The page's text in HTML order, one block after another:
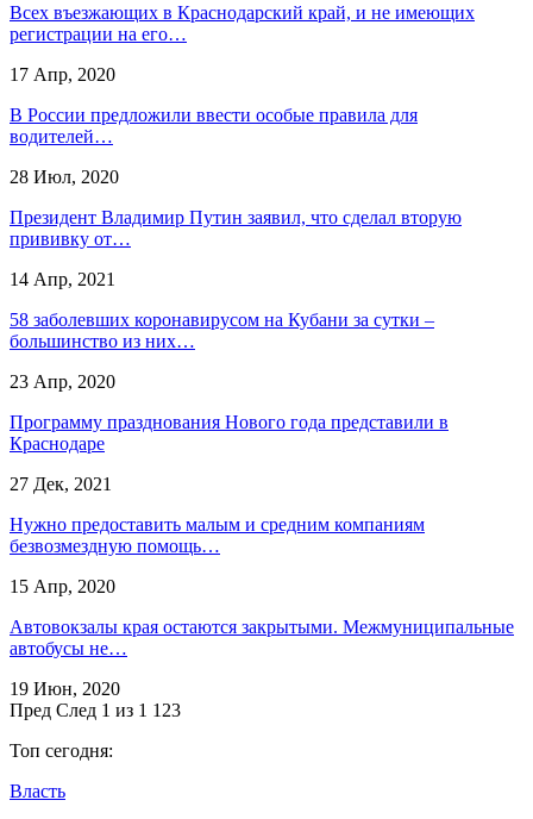
Всех въезжающих в Краснодарский край, и не имеющих
регистрации на его…
17 Апр, 2020
В России предложили ввести особые правила для
водителей…
28 Июл, 2020
Президент Владимир Путин заявил, что сделал вторую
прививку от…
14 Апр, 2021
58 заболевших коронавирусом на Кубани за сутки –
большинство из них…
23 Апр, 2020
​Программу празднования Нового года представили в
Краснодаре
27 Дек, 2021
Нужно предоставить малым и средним компаниям
безвозмездную помощь…
15 Апр, 2020
Автовокзалы края остаются закрытыми. Межмуниципальные
автобусы не…
19 Июн, 2020
Пред След 1 из 1 123
Топ сегодня:
Власть